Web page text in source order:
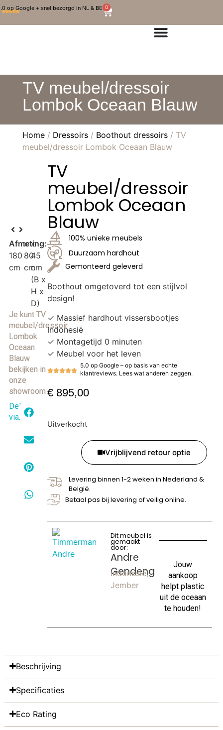
op Google + snel bezorgd in NL & BE 0
TV meubel/dressoir
Lombok Oceaan Blauw
Home/ Dressoirs/ Boothout dressoirs/ TV
meubel/dressoir Lombok Oceaan Blauw
Afmeting:
180
cm
x
80
cm
x
45
cm
(B x
H x
D)
Je kunt TV
meubel/dressoir
Lombok
Oceaan
Blauw
bekijken in
onze
showroom
Delen
via:
TV
meubel/dressoir
Lombok Oceaan
Blauw
100% unieke meubels
Duurzaam hardhout
Gemonteerd geleverd
Boothout omgetoverd tot een stijlvol
design!
✓ Massief hardhout vissersbootjes
Indonesië
✓ Montagetijd 0 minuten
✓ Meubel voor het leven
5.0 op Google – op basis van echte
klantreviews. Lees wat anderen zeggen.
€ 895,00
Uitverkocht
Vrijblijvend retour optie
Levering binnen 1-2 weken in Nederland &
België.
Betaal pas bij levering of veilig online.
Dit meubel is
gemaakt
door:
Andre
Gendeng
Indonesië,
Jember
Jouw
aankoop
helpt plastic
uit de oceaan
te houden!
Beschrijving
Specificaties
Eco Rating